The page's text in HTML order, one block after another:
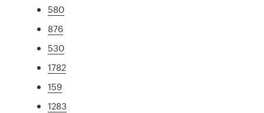
580
876
530
1782
159
1283